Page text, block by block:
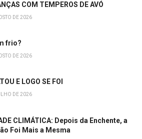
COM TEMPEROS DE AVÓ
DE 2026
frio?
DE 2026
E LOGO SE FOI
DE 2026
CLIMÁTICA: Depois da Enchente, a
Foi Mais a Mesma